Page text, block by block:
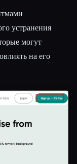
устранения
могут
на его